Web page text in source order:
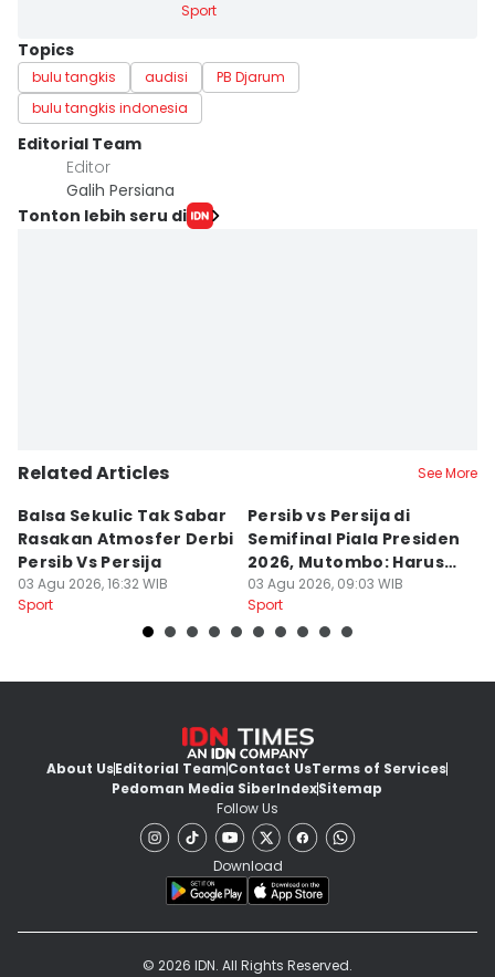
Sport
Topics
bulu tangkis audisi
PB Djarum
bulu tangkis indonesia
Editorial Team
Editor
Galih Persiana
Tonton lebih seru di
Related Articles See More
Balsa Sekulic Tak Sabar
Rasakan Atmosfer Derbi
Persib Vs Persija
03 Agu 2026, 16:32 WIB
Sport
Persib vs Persija di
Semifinal Piala Presiden
2026, Mutombo: Harus
Menang
03 Agu 2026, 09:03 WIB
Sport
About UsEditorial TeamContact UsTerms of Services
Pedoman Media SiberIndexSitemap
Follow Us
Download
© 2026 IDN. All Rights Reserved.